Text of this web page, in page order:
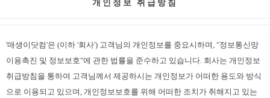
개인정보 취급방침
'매생이닷컴'은 (이하 '회사') 고객님의 개인정보를 중요시하며, "정보통신망
이용촉진 및 정보보호"에 관한 법률을 준수하고 있습니다. 회사는 개인정보
취급방침을 통하여 고객님께서 제공하시는 개인정보가 어떠한 용도와 방식
으로 이용되고 있으며, 개인정보보호를 위해 어떠한 조치가 취해지고 있는